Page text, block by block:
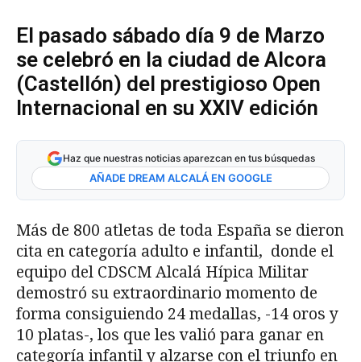
El pasado sábado día 9 de Marzo
se celebró en la ciudad de Alcora
(Castellón) del prestigioso Open
Internacional en su XXIV edición
Haz que nuestras noticias aparezcan en tus búsquedas
AÑADE DREAM ALCALÁ EN GOOGLE
Más de 800 atletas de toda España se dieron
cita en categoría adulto e infantil, donde el
equipo del CDSCM Alcalá Hípica Militar
demostró su extraordinario momento de
forma consiguiendo 24 medallas, -14 oros y
10 platas-, los que les valió para ganar en
categoría infantil y alzarse con el triunfo en